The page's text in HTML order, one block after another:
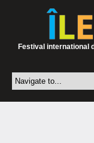
Festival international